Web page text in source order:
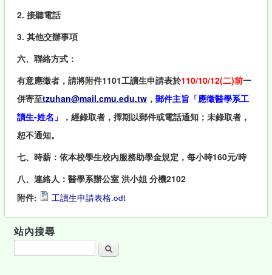
2. 接聽電話
3. 其他交辦事項
六、聯絡方式：
有意應徵者，請將附件1101工讀生申請表於110/10/12(二)前一
併寄至tzuhan@mail.cmu.edu.tw， 郵件主旨「應徵醫學系工
讀生-姓名」
，經錄取者，擇期以郵件或電話通知；未錄取者，
恕不通知。
七、時薪：依本校學生校內服務助學金規定，每小時160元/時
八、連絡人：醫學系辦公室 洪小姐 分機2102
附件: 工讀生申請表格.odt
站內搜尋
搜尋